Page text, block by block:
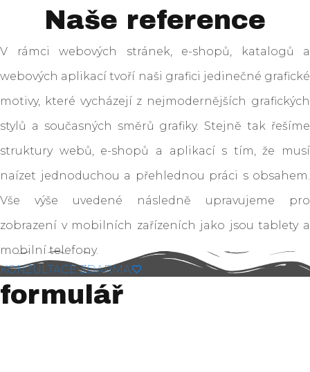
Naše reference
V rámci webových stránek, e-shopů, katalogů a
webových aplikací tvoří naši grafici jedinečné grafické
motivy, které vycházejí z nejmodernějších grafických
stylů a současných směrů grafiky. Stejně tak řešíme
struktury webů, e-shopů a aplikací s tím, že musí
naízet jednoduchou a přehlednou práci s obsahem.
Vše výše uvedené následně upravujeme pro
zobrazení v mobilních zařízeních jako jsou tablety a
mobilní telefony.
KONZULTACE ZDARMA
formulář